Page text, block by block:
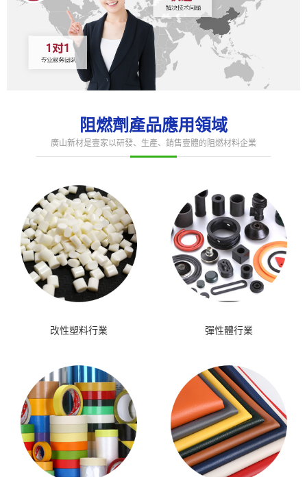
阻燃劑產品應用領域
廣山新材是壹家以研發、生產、銷售壹體的阻燃材料企業
改性塑料行業 彈性體行業